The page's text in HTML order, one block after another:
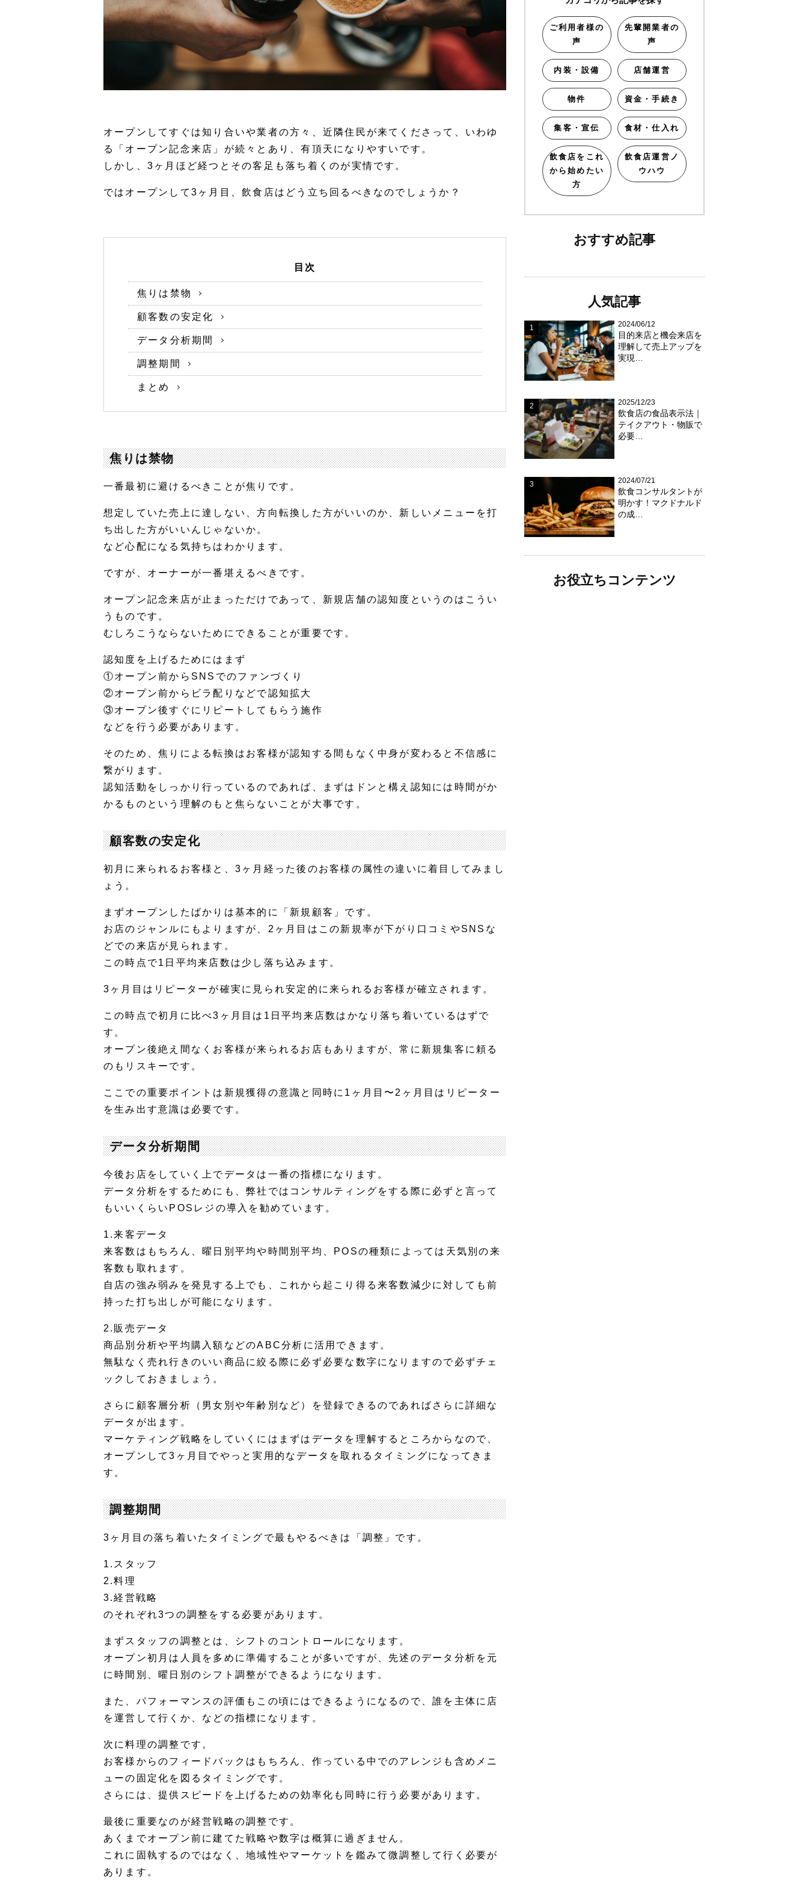
オープンしてすぐは知り合いや業者の方々、近隣住民が来てくださって、いわゆ
る「オープン記念来店」が続々とあり、有頂天になりやすいです。
しかし、3ヶ月ほど経つとその客足も落ち着くのが実情です。
ではオープンして3ヶ月目、飲食店はどう立ち回るべきなのでしょうか？
目次
焦りは禁物
顧客数の安定化
データ分析期間
調整期間
まとめ
焦りは禁物
一番最初に避けるべきことが焦りです。
想定していた売上に達しない、方向転換した方がいいのか、新しいメニューを打
ち出した方がいいんじゃないか。
など心配になる気持ちはわかります。
ですが、オーナーが一番堪えるべきです。
オープン記念来店が止まっただけであって、新規店舗の認知度というのはこうい
うものです。
むしろこうならないためにできることが重要です。
認知度を上げるためにはまず
①オープン前からSNSでのファンづくり
②オープン前からビラ配りなどで認知拡大
③オープン後すぐにリピートしてもらう施作
などを行う必要があります。
そのため、焦りによる転換はお客様が認知する間もなく中身が変わると不信感に
繋がります。
認知活動をしっかり行っているのであれば、まずはドンと構え認知には時間がか
かるものという理解のもと焦らないことが大事です。
顧客数の安定化
初月に来られるお客様と、3ヶ月経った後のお客様の属性の違いに着目してみまし
ょう。
まずオープンしたばかりは基本的に「新規顧客」です。
お店のジャンルにもよりますが、2ヶ月目はこの新規率が下がり口コミやSNSな
どでの来店が見られます。
この時点で1日平均来店数は少し落ち込みます。
3ヶ月目はリピーターが確実に見られ安定的に来られるお客様が確立されます。
この時点で初月に比べ3ヶ月目は1日平均来店数はかなり落ち着いているはずで
す。
オープン後絶え間なくお客様が来られるお店もありますが、常に新規集客に頼る
のもリスキーです。
ここでの重要ポイントは新規獲得の意識と同時に1ヶ月目〜2ヶ月目はリピーター
を生み出す意識は必要です。
データ分析期間
今後お店をしていく上でデータは一番の指標になります。
データ分析をするためにも、弊社ではコンサルティングをする際に必ずと言って
もいいくらいPOSレジの導入を勧めています。
1.来客データ
来客数はもちろん、曜日別平均や時間別平均、POSの種類によっては天気別の来
客数も取れます。
自店の強み弱みを発見する上でも、これから起こり得る来客数減少に対しても前
持った打ち出しが可能になります。
2.販売データ
商品別分析や平均購入額などのABC分析に活用できます。
無駄なく売れ行きのいい商品に絞る際に必ず必要な数字になりますので必ずチェ
ックしておきましょう。
さらに顧客層分析（男女別や年齢別など）を登録できるのであればさらに詳細な
データが出ます。
マーケティング戦略をしていくにはまずはデータを理解するところからなので、
オープンして3ヶ月目でやっと実用的なデータを取れるタイミングになってきま
す。
調整期間
3ヶ月目の落ち着いたタイミングで最もやるべきは「調整」です。
1.スタッフ
2.料理
3.経営戦略
のそれぞれ3つの調整をする必要があります。
まずスタッフの調整とは、シフトのコントロールになります。
オープン初月は人員を多めに準備することが多いですが、先述のデータ分析を元
に時間別、曜日別のシフト調整ができるようになります。
また、パフォーマンスの評価もこの頃にはできるようになるので、誰を主体に店
を運営して行くか、などの指標になります。
次に料理の調整です。
お客様からのフィードバックはもちろん、作っている中でのアレンジも含めメニ
ューの固定化を図るタイミングです。
さらには、提供スピードを上げるための効率化も同時に行う必要があります。
最後に重要なのが経営戦略の調整です。
あくまでオープン前に建てた戦略や数字は概算に過ぎません。
これに固執するのではなく、地域性やマーケットを鑑みて微調整して行く必要が
あります。
ご利用者様の
声
先輩開業者の
声
内装・設備 店舗運営
物件 資金・手続き
集客・宣伝 食材・仕入れ
飲食店をこれ
から始めたい
方
飲食店運営ノ
ウハウ
おすすめ記事
人気記事
2024/06/12
目的来店と機会来店を
理解して売上アップを
実現…
2025/12/23
飲食店の食品表示法｜
テイクアウト・物販で
必要…
2024/07/21
飲食コンサルタントが
明かす！マクドナルド
の成…
お役立ちコンテンツ